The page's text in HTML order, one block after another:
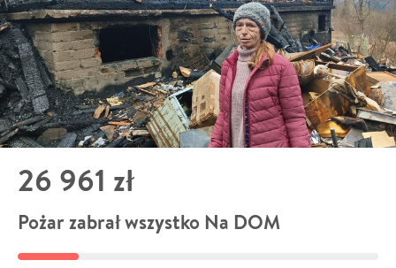
26 961 zł
Pożar zabrał wszystko Na DOM